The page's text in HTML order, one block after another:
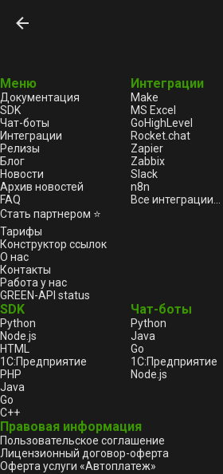
Меню
Документация
SDK
Чат-боты
Интеграции
Релизы
Блог
Новости
Архив новостей
FAQ
Стать партнером ⭐
Тарифы
Конструктор ссылок
О нас
Контакты
Работа у нас
GREEN-API status
Интеграции
Make
MS Excel
GoHighLevel
Rocket.chat
Zapier
Zabbix
Slack
n8n
Все интеграции...
SDK
Python
Node.js
HTML
1С:Предприятие
PHP
Java
Go
C++
Чат-боты
Python
Java
Go
1С:Предприятие
Node.js
Правовая информация
Пользовательское соглашение
Лицензионный договор-оферта
Оферта услуги «Автоплатеж»